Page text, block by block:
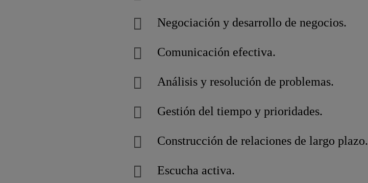
Negociación y desarrollo de negocios.
Comunicación efectiva.
Análisis y resolución de problemas.
Gestión del tiempo y prioridades.
Construcción de relaciones de largo plazo.
Escucha activa.